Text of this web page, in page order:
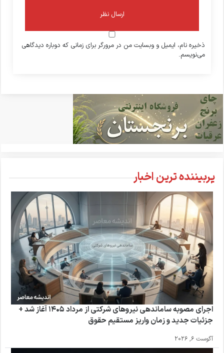
ذخیره نام، ایمیل و وبسایت من در مرورگر برای زمانی که دوباره دیدگاهی
می‌نویسم.
پربیننده ترین اخبار
اجرای مصوبه ساماندهی نیروهای شرکتی از مرداد ۱۴۰۵ آغاز شد +
جزئیات جدید و زمان واریز مستقیم حقوق
آگوست 6, 2026